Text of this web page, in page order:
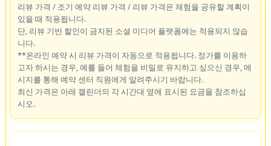
리뷰 가격 / 조기 예약 리뷰 가격 / 리뷰 가격은 체험을 공유할 계획이
있을 때 적용됩니다.
단, 리뷰 기반 할인이 금지된 소셜 미디어 플랫폼에는 적용되지 않습
니다.
**온라인 예약 시 리뷰 가격이 자동으로 적용됩니다. 정가를 이용하
고자 하시는 경우, 예를 들어 체험을 비밀로 유지하고 싶으신 경우, 메
시지를 통해 예약 센터 직원에게 알려주시기 바랍니다.
최신 가격은 아래 캘린더의 각 시간대 옆에 표시된 요금을 참조하십
시오.